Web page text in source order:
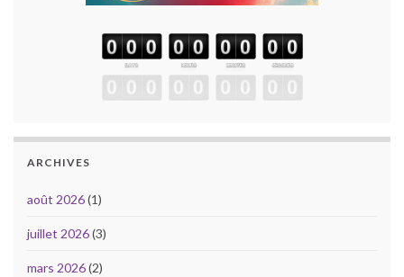
ARCHIVES
août 2026(1)
juillet 2026(3)
mars 2026(2)